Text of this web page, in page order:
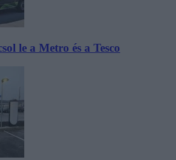
le a Metro és a Tesco